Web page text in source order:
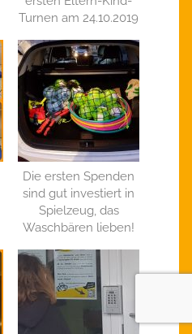
Turnen am 24.10.2019
Die ersten Spenden
sind gut investiert in
Spielzeug, das
Waschbären lieben!